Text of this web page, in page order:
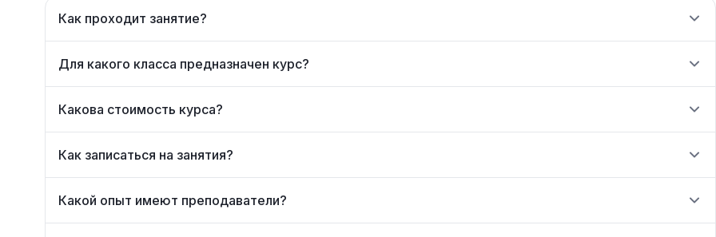
Как проходит занятие?
Для какого класса предназначен курс?
Какова стоимость курса?
Как записаться на занятия?
Какой опыт имеют преподаватели?